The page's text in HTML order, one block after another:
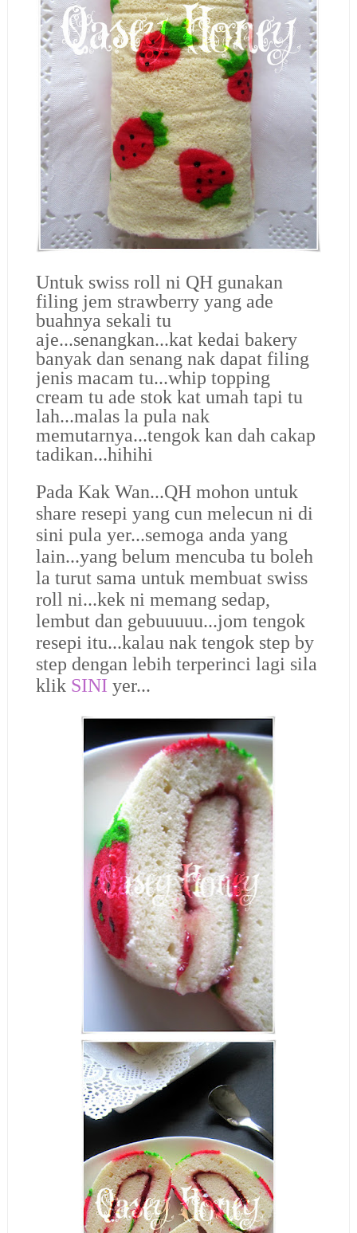
Untuk swiss roll ni QH gunakan
filing jem strawberry yang ade
buahnya sekali tu
aje...senangkan...kat kedai bakery
banyak dan senang nak dapat filing
jenis macam tu...whip topping
cream tu ade stok kat umah tapi tu
lah...malas la pula nak
memutarnya...tengok kan dah cakap
tadikan...hihihi
Pada Kak Wan...QH mohon untuk
share resepi yang cun melecun ni di
sini pula yer...semoga anda yang
lain...yang belum mencuba tu boleh
la turut sama untuk membuat swiss
roll ni...kek ni memang sedap,
lembut dan gebuuuuu...jom tengok
resepi itu...kalau nak tengok step by
step dengan lebih terperinci lagi sila
klik SINI yer...